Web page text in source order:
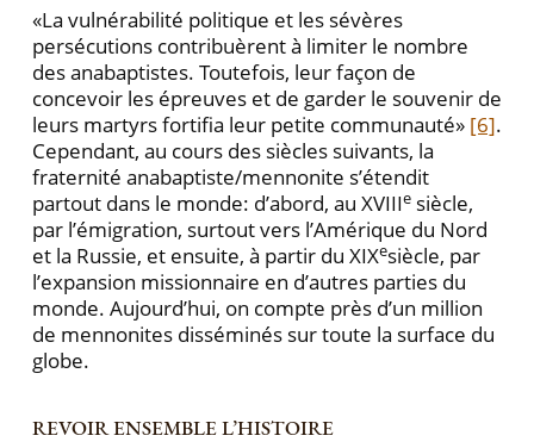
«La vulnérabilité politique et les sévères
persécutions contribuèrent à limiter le nombre
des anabaptistes. Toutefois, leur façon de
concevoir les épreuves et de garder le souvenir de
leurs martyrs fortifia leur petite communauté» [6].
Cependant, au cours des siècles suivants, la
fraternité anabaptiste/mennonite s’étendit
partout dans le monde: d’abord, au XVIIIe siècle,
par l’émigration, surtout vers l’Amérique du Nord
et la Russie, et ensuite, à partir du XIXesiècle, par
l’expansion missionnaire en d’autres parties du
monde. Aujourd’hui, on compte près d’un million
de mennonites disséminés sur toute la surface du
globe.
REVOIR ENSEMBLE L’HISTOIRE